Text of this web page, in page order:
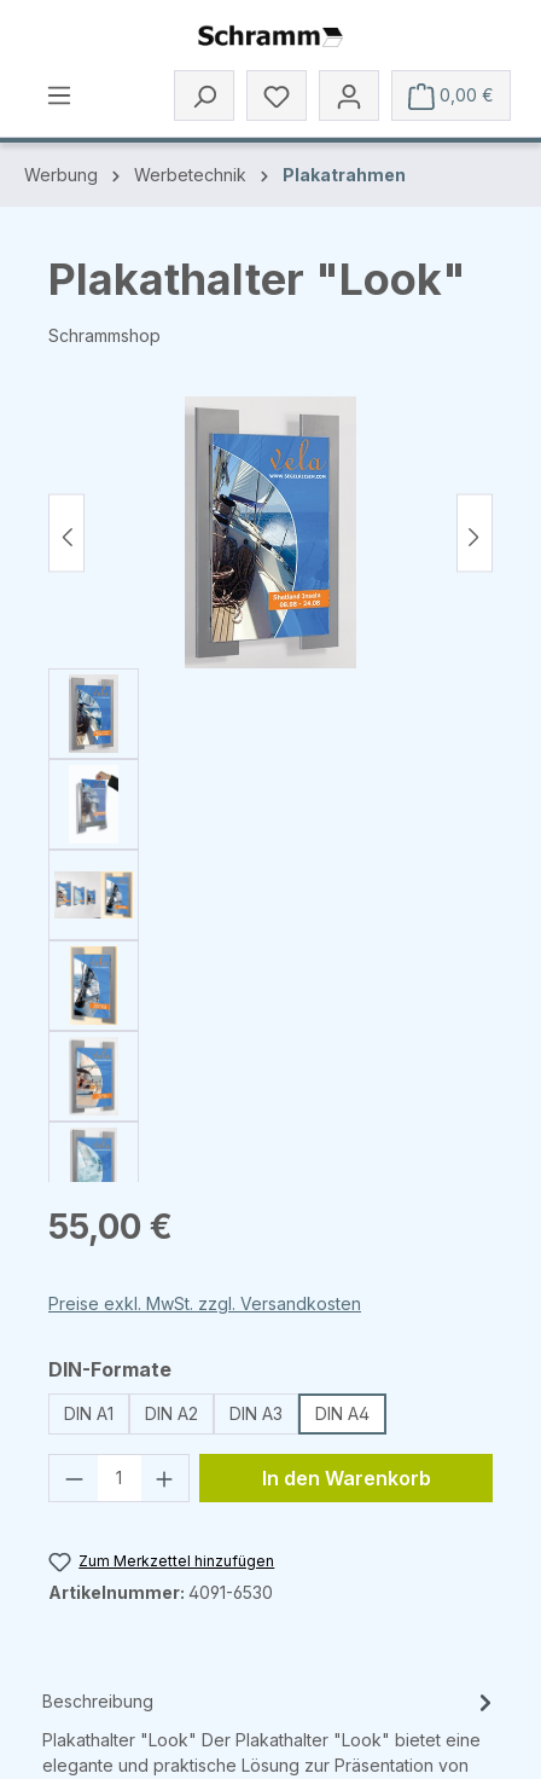
Zum Hauptinhalt springen
0,00 €
Werbung Werbetechnik Plakatrahmen
Plakathalter "Look"
Schrammshop
Bildergalerie überspringen
Regulärer Preis:
55,00 €
Preise exkl. MwSt. zzgl. Versandkosten
DIN-Formateauswählen
DIN A1 DIN A2 DIN A3 DIN A4
Produkt Anzahl: Gib den
In den Warenkorb
Zum Merkzettel hinzufügen
Artikelnummer: 4091-6530
Beschreibung
Plakathalter "Look" Der Plakathalter "Look" bietet eine
elegante und praktische Lösung zur Präsentation von